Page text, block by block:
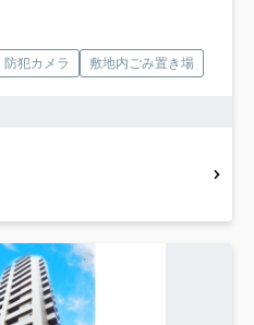
防犯カメラ 敷地内ごみ置き場